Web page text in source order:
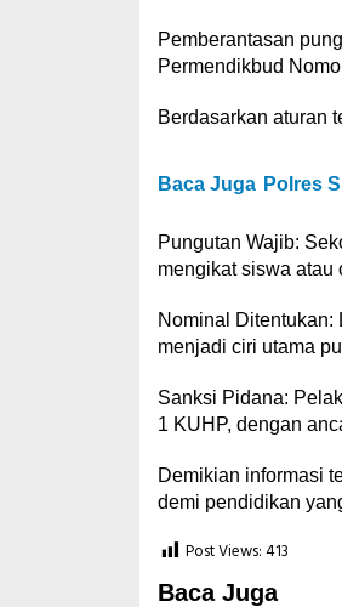
Pemberantasan
Permendikbud
Berdasarkan aturan
Baca Juga Polres
Pungutan Wajib:
mengikat siswa atau
Nominal Ditentukan:
menjadi ciri utama
Sanksi Pidana:
1 KUHP, dengan
Demikian informasi
demi pendidikan
Post Views:413
Baca Juga